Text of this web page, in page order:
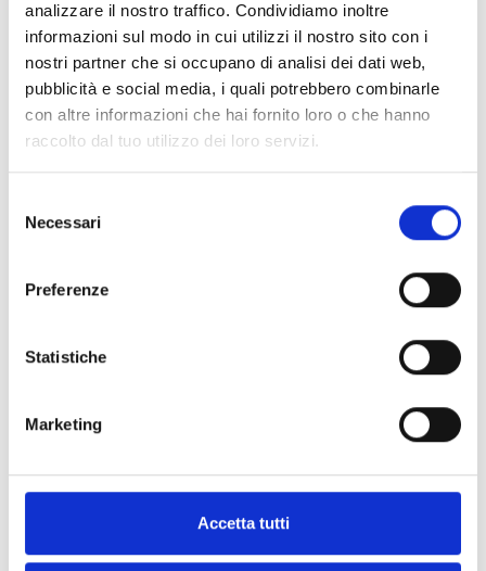
analizzare il nostro traffico. Condividiamo inoltre
informazioni sul modo in cui utilizzi il nostro sito con i
nostri partner che si occupano di analisi dei dati web,
pubblicità e social media, i quali potrebbero combinarle
con altre informazioni che hai fornito loro o che hanno
raccolto dal tuo utilizzo dei loro servizi.
delNecessari
Preferenze
Statistiche
Marketing
Accetta tutti
Non assegnata
Starry Fucsia
Limited availability
Code : Starry-Fucsia
€ 95,00
Non assegnata
Bloom Fucsia
Limited availability
Code : Bloom-Fucsia
€ 95,00
New
Limited availability
Aura
Limited availability